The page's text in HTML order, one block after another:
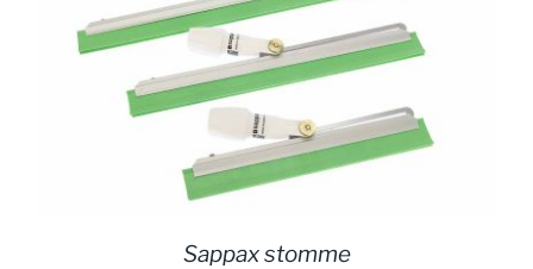
Sappax stomme